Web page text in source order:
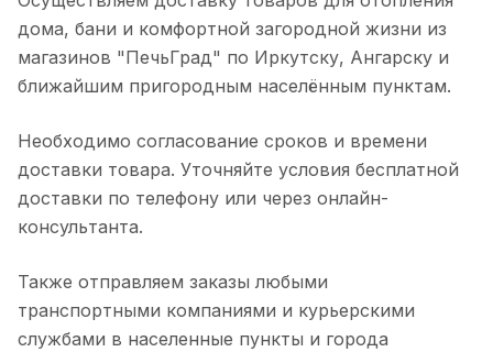
дома, бани и комфортной загородной жизни из
магазинов "ПечьГрад" по Иркутску, Ангарску и
ближайшим пригородным населённым пунктам.
Необходимо согласование сроков и времени
доставки товара. Уточняйте условия бесплатной
доставки по телефону или через онлайн-
консультанта.
Также отправляем заказы любыми
транспортными компаниями и курьерскими
службами в населенные пункты и города